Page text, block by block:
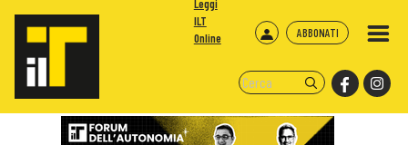
ABBONATI
Leggi
ILT
Online